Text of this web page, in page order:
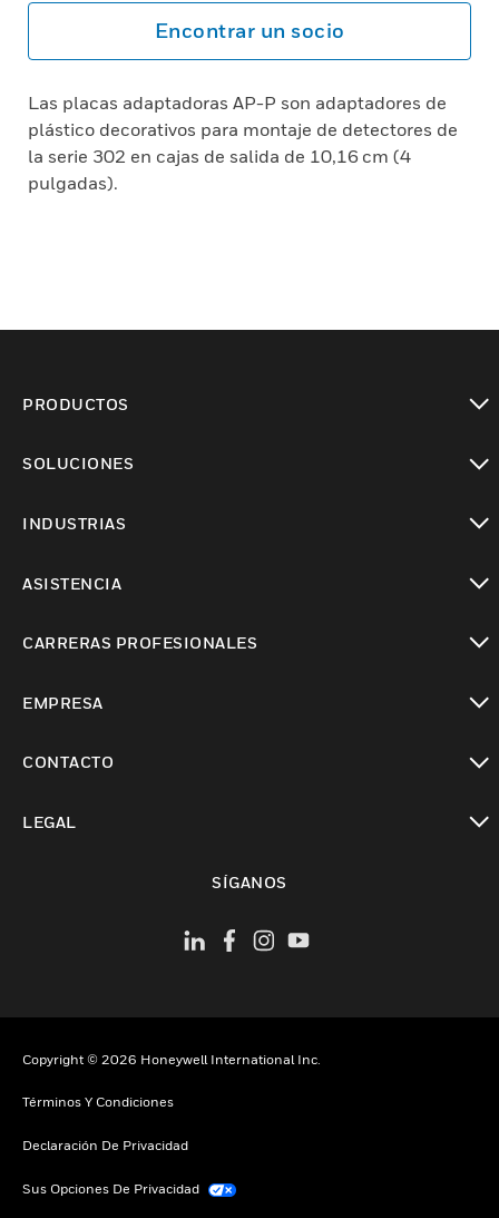
Encontrar un socio
Las placas adaptadoras AP-P son adaptadores de
plástico decorativos para montaje de detectores de
la serie 302 en cajas de salida de 10,16 cm (4
pulgadas).
PRODUCTOS
SOLUCIONES
INDUSTRIAS
ASISTENCIA
CARRERAS PROFESIONALES
EMPRESA
CONTACTO
LEGAL
SÍGANOS
Copyright © 2026 Honeywell International Inc.
Términos Y Condiciones
Declaración De Privacidad
Sus Opciones De Privacidad